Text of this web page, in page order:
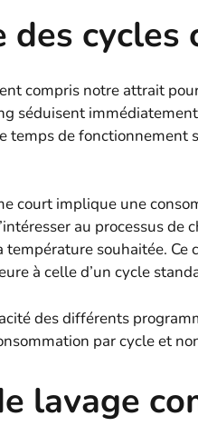
des cycles
compris notre attrait
séduisent
temps de fonctionnement
court implique une
au processus de
souhaitée. Ce
à celle d’un cycle
des différents
par cycle et
lavage